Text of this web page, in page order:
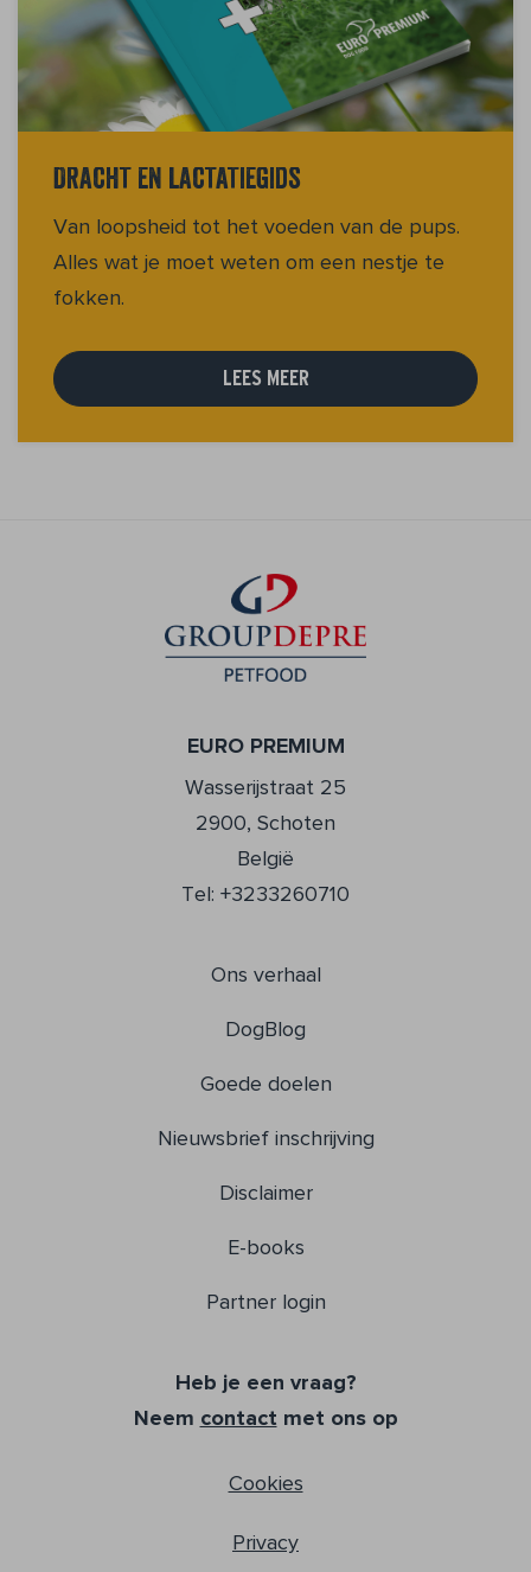
Dracht en lactatiegids
Van loopsheid tot het voeden van de pups.
Alles wat je moet weten om een nestje te
fokken.
LEES MEER
EURO PREMIUM
Wasserijstraat 25
2900, Schoten
België
Tel: +3233260710
Ons verhaal
DogBlog
Goede doelen
Nieuwsbrief inschrijving
Disclaimer
E-books
Partner login
Heb je een vraag?
Neem contact met ons op
Cookies
Privacy